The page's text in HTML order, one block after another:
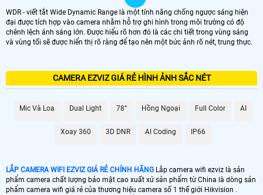
🌵 MẪU CAMERA EZVIZ KHÁCH ƯA CHUỘNG
💦 Camera wifi Ezviz được nhiều khách hàng tin dùng nhờ thiết kế chắc chắn,
hình ảnh sắc nét, tuổi thọ cao, công nghệ hiện đại, âm thanh 2 chiều, phần
CAMERA WIFI EZVIZ
XEM SẢN PHẨM
Ultra 2K Lite – Được chọn nhiều cho ngoài trời, công trình giá rẻ
WDR - viết tắt Wide Dynamic Range là một tính năng chống ngược sáng hiện
đại được tích hợp vào camera nhằm hỗ trợ ghi hình trong môi trường có độ
chênh lệch ánh sáng lớn. Được hiểu rõ hơn đó là các chi tiết trong vùng sáng
và vùng tối sẽ được hiển thị rõ ràng để tạo nên một bức ảnh rõ nét, trung thực.
CAMERA EZVIZ GIÁ RẺ HÌNH ẢNH SẮC NÉT
Mic Và Loa Dual Light 78° Hồng Ngoại Full Color AI
Xoay 360 3D DNR AI Coding IP66
LẮP CAMERA WIFI EZVIZ GIÁ RẺ CHÍNH HÃNG Lắp camera wifi ezviz là sản
phẩm camera chất lượng bảo mật cao xuất xứ sản phẩm từ China là dòng sản
phẩm camera wifi giá rẻ của thương hiệu camera số 1 thế giới Hikvision .